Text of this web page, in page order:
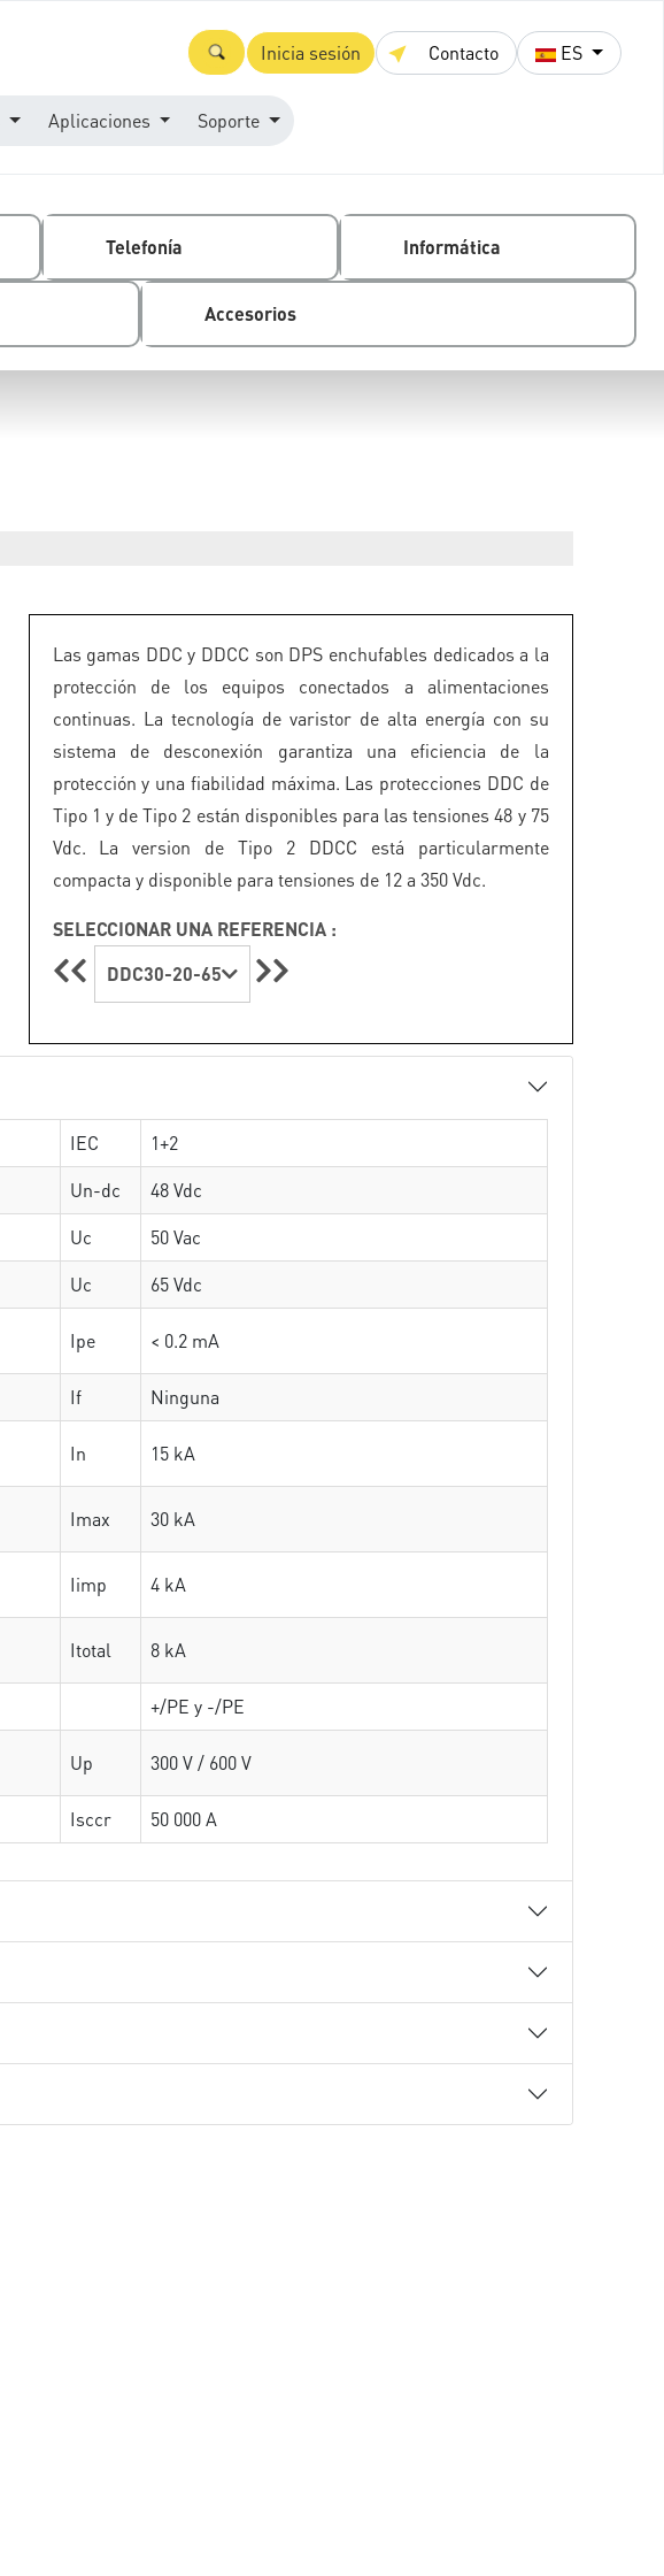
Inicia sesión Contacto ES
Aplicaciones Soporte
Telefonía Informática
Accesorios
Las gamas DDC y DDCC son DPS enchufables dedicados a la
protección de los equipos conectados a alimentaciones
continuas. La tecnología de varistor de alta energía con su
sistema de desconexión garantiza una eficiencia de la
protección y una fiabilidad máxima. Las protecciones DDC de
Tipo 1 y de Tipo 2 están disponibles para las tensiones 48 y 75
Vdc. La version de Tipo 2 DDCC está particularmente
compacta y disponible para tensiones de 12 a 350 Vdc.
SELECCIONAR UNA REFERENCIA :
DDC30-20-65
IEC
1+2
Un-dc
48 Vdc
Uc
50 Vac
Uc
65 Vdc
Ipe < 0.2 mA
If
Ninguna
In 15 kA
Imax 30 kA
Iimp 4 kA
Itotal 8 kA
+/PE y -/PE
Up 300 V / 600 V
Isccr 50 000 A